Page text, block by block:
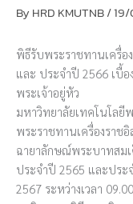
By HRD KMUTNB/
พิธีรับพระราชทานเครื่อ
และ ประจำปี 2566 เบื้
พระเจ้าอยู่หัว
มหาวิทยาลัยเทคโนโลยี
พระราชทานเครื่องราช
ฉายาลักษณ์พระบาทสมเ
ประจำปี 2565 และปร
2567 ระหว่างเวลา